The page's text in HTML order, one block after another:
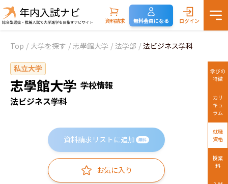
資料請求 無料会員になる ログイン
Top / 大学を探す / 志學館大学 / 法学部 / 法ビジネス学科
私立大学
志學館大学 学校情報
法ビジネス学科
資料請求リストに追加 無料
お気に入り
学びの
特徴
カリ
キュ
ラム
就職
資格
授業
料